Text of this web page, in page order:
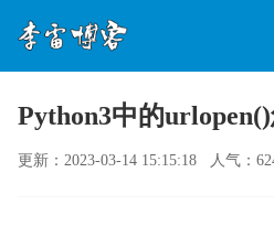
Python3中的
更新：2023-03-14 15:15:18 人气：